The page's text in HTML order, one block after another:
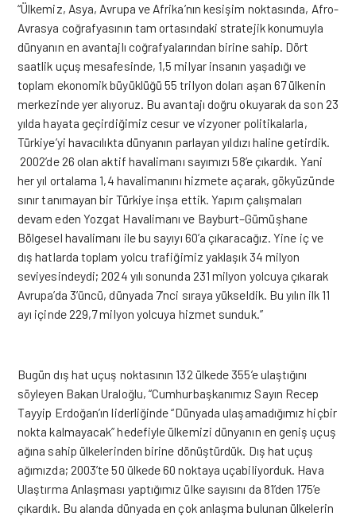
“Ülkemiz, Asya, Avrupa ve Afrika’nın kesişim noktasında, Afro-
Avrasya coğrafyasının tam ortasındaki stratejik konumuyla
dünyanın en avantajlı coğrafyalarından birine sahip. Dört
saatlik uçuş mesafesinde, 1,5 milyar insanın yaşadığı ve
toplam ekonomik büyüklüğü 55 trilyon doları aşan 67 ülkenin
merkezinde yer alıyoruz. Bu avantajı doğru okuyarak da son 23
yılda hayata geçirdiğimiz cesur ve vizyoner politikalarla,
Türkiye’yi havacılıkta dünyanın parlayan yıldızı haline getirdik.
2002’de 26 olan aktif havalimanı sayımızı 58’e çıkardık. Yani
her yıl ortalama 1,4 havalimanını hizmete açarak, gökyüzünde
sınır tanımayan bir Türkiye inşa ettik. Yapım çalışmaları
devam eden Yozgat Havalimanı ve Bayburt–Gümüşhane
Bölgesel havalimanı ile bu sayıyı 60’a çıkaracağız. Yine iç ve
dış hatlarda toplam yolcu trafiğimiz yaklaşık 34 milyon
seviyesindeydi; 2024 yılı sonunda 231 milyon yolcuya çıkarak
Avrupa’da 3’üncü, dünyada 7’nci sıraya yükseldik. Bu yılın ilk 11
ayı içinde 229,7 milyon yolcuya hizmet sunduk.”
Bugün dış hat uçuş noktasının 132 ülkede 355’e ulaştığını
söyleyen Bakan Uraloğlu, “Cumhurbaşkanımız Sayın Recep
Tayyip Erdoğan’ın liderliğinde “Dünyada ulaşamadığımız hiçbir
nokta kalmayacak” hedefiyle ülkemizi dünyanın en geniş uçuş
ağına sahip ülkelerinden birine dönüştürdük. Dış hat uçuş
ağımızda; 2003’te 50 ülkede 60 noktaya uçabiliyorduk. Hava
Ulaştırma Anlaşması yaptığımız ülke sayısını da 81’den 175’e
çıkardık. Bu alanda dünyada en çok anlaşma bulunan ülkelerin